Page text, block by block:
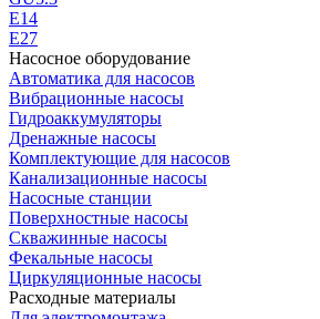
Е14
Е27
Насосное оборудование
Автоматика для насосов
Вибрационные насосы
Гидроаккумуляторы
Дренажные насосы
Комплектующие для насосов
Канализационные насосы
Насосные станции
Поверхностные насосы
Скважинные насосы
Фекальные насосы
Циркуляционные насосы
Расходные материалы